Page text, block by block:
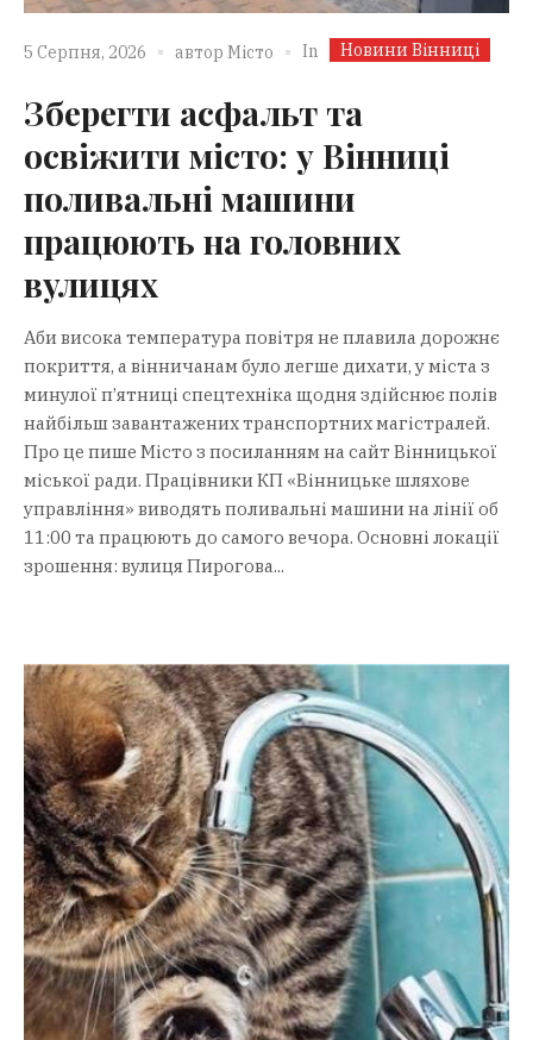
5 Серпня, 2026 автор Місто In Новини Вінниці
Зберегти асфальт та
освіжити місто: у Вінниці
поливальні машини
працюють на головних
вулицях
Аби висока температура повітря не плавила дорожнє
покриття, а вінничанам було легше дихати, у міста з
минулої п’ятниці спецтехніка щодня здійснює полів
найбільш завантажених транспортних магістралей.
Про це пише Місто з посиланням на сайт Вінницької
міської ради. Працівники КП «Вінницьке шляхове
управління» виводять поливальні машини на лінії об
11:00 та працюють до самого вечора. Основні локації
зрошення: вулиця Пирогова...